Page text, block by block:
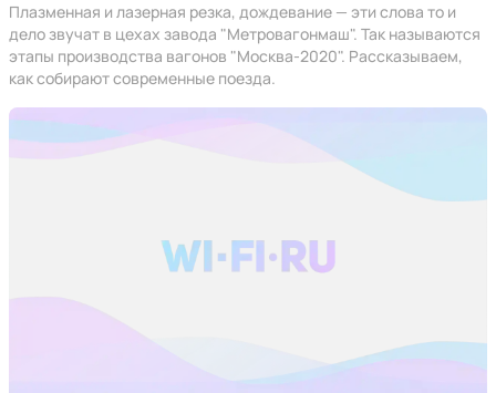
Плазменная и лазерная резка, дождевание — эти слова то и
дело звучат в цехах завода "Метровагонмаш". Так называются
этапы производства вагонов "Москва-2020". Рассказываем,
как собирают современные поезда.